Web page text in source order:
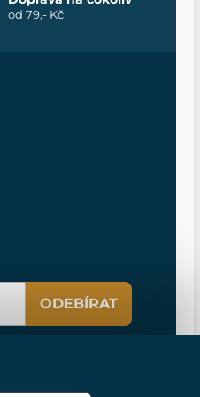
od 79,- Kč
ODEBÍRAT